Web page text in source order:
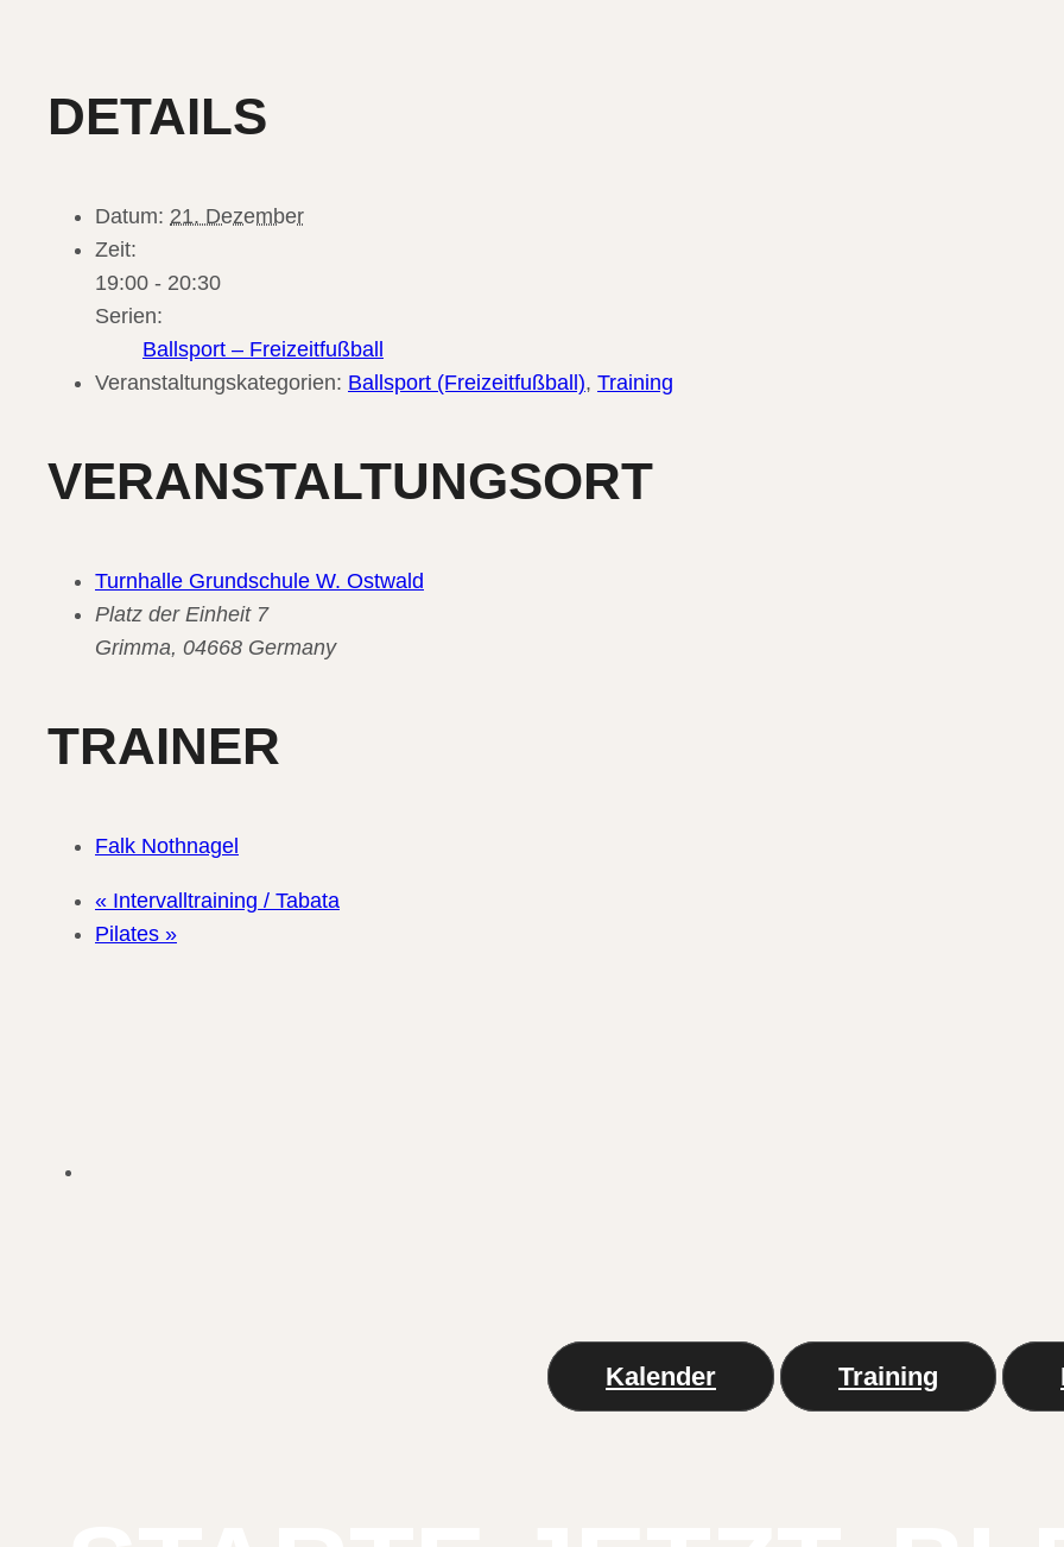
DETAILS
Datum: 21. Dezember
Zeit:
19:00 - 20:30
Serien:
Ballsport – Freizeitfußball
Veranstaltungskategorien: Ballsport (Freizeitfußball), Training
VERANSTALTUNGSORT
Turnhalle Grundschule W. Ostwald
Platz der Einheit 7
Grimma, 04668 Germany
TRAINER
Falk Nothnagel
« Intervalltraining / Tabata
Pilates »
Kalender Training